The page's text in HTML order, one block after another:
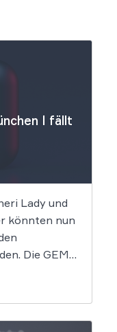
I fällt
Lady und
könnten nun
Die GEMA
populären KI-